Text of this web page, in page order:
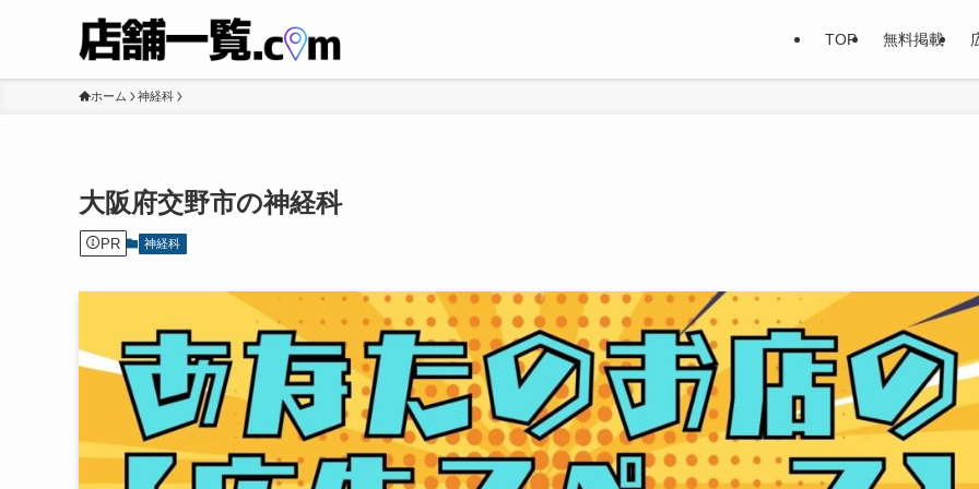
TOP 無料掲載
ホーム 神経科
大阪府交野市の神経科
PR 神経科